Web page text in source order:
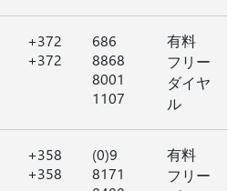
+372
+372
686
8868
8001
1107
有料
フリー
ダイヤ
ル
+358
+358
(0)9
8171
有料
フリー